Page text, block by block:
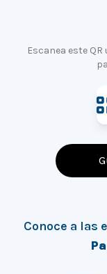
Escanea este
Conoce a las